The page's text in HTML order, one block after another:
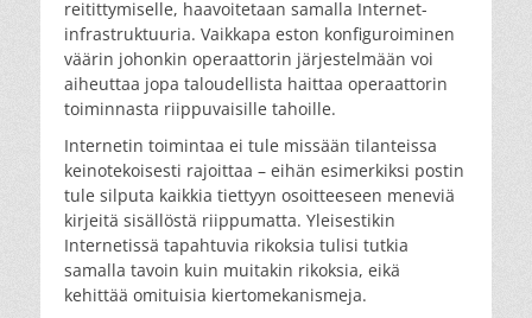
reitittymiselle, haavoitetaan samalla Internet-
infrastruktuuria. Vaikkapa eston konfiguroiminen
väärin johonkin operaattorin järjestelmään voi
aiheuttaa jopa taloudellista haittaa operaattorin
toiminnasta riippuvaisille tahoille.
Internetin toimintaa ei tule missään tilanteissa
keinotekoisesti rajoittaa – eihän esimerkiksi postin
tule silputa kaikkia tiettyyn osoitteeseen meneviä
kirjeitä sisällöstä riippumatta. Yleisestikin
Internetissä tapahtuvia rikoksia tulisi tutkia
samalla tavoin kuin muitakin rikoksia, eikä
kehittää omituisia kiertomekanismeja.